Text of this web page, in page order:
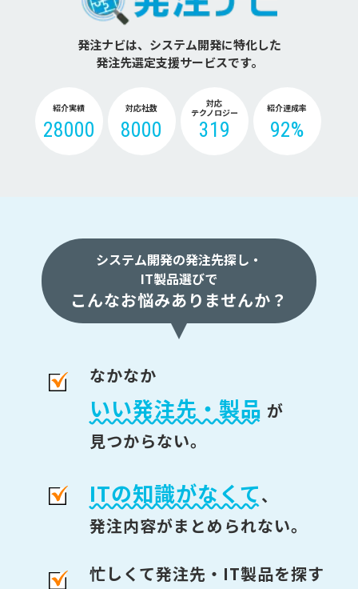
発注ナビは、システム開発に特化した
発注先選定支援サービスです。
紹介実績
28000
対応社数
8000
対応
テクノロジー
319
紹介達成率
92%
システム開発の発注先探し・
IT製品選びで
こんなお悩みありませんか？
なかなか
いい発注先・製品 が
見つからない。
ITの知識がなくて、
発注内容がまとめられない。
忙しくて発注先・IT製品を探す